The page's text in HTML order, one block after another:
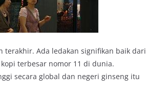
Ada ledakan signifikan baik dari
terbesar nomor 11 di dunia.
secara global dan negeri ginseng itu